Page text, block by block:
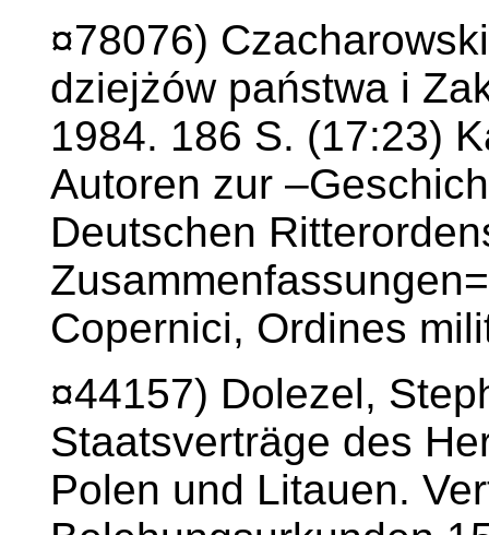
¤78076)
dziejżów państwa i
1984. 186 S. (17:23)
Autoren zur
Deutschen
Copernici, Ordines
¤44157) Dolezel,
Staatsverträge des
Polen und Litauen.